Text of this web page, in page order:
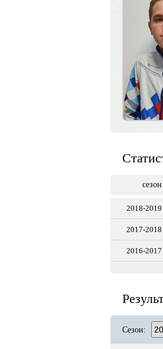
сезон
2018-2019
2017-2018
2016-2017
Сезон: